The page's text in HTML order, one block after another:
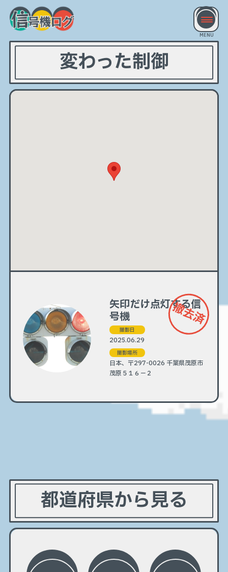
変わった制御
矢印だけ点灯する信
号機
撤去済
撮影日
2025.06.29
撮影場所
日本、〒297-0026 千葉県茂原市
茂原５１６−２
都道府県から見る